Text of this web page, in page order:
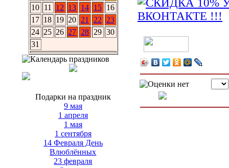
10 11 12 13 14 15 16
17 18 19 20 21 22
23
24 25 26 27 28 29 30
31
Подарки на праздник
9 мая
1 апреля
1 мая
1 сентября
14 Февраля День
Влюблённых
23 февраля